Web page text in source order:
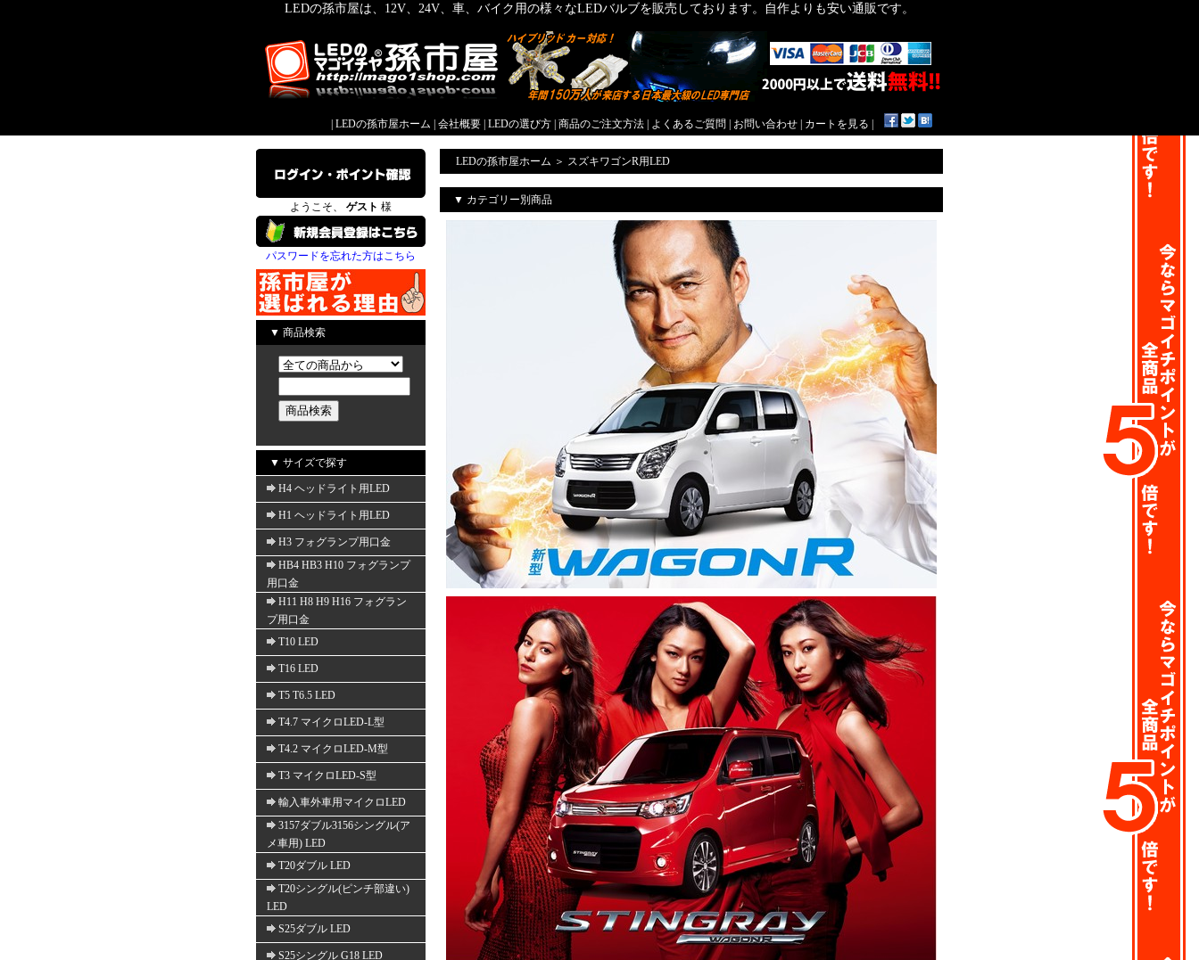
LEDの孫市屋は、12V、24V、車、バイク用の様々なLEDバルブを販売しております。自作よりも安い通販です。
LEDの孫市屋ホーム 会社概要 LEDの選び方 商品のご注文方法 よくあるご質問 お問い合わせ カートを見る
ようこそ、 ゲスト 様
パスワードを忘れた方はこちら
▼ 商品検索
▼ サイズで探す
H4 ヘッドライト用LED
H1 ヘッドライト用LED
H3 フォグランプ用口金
HB4 HB3 H10 フォグランプ
用口金
H11 H8 H9 H16 フォグラン
プ用口金
T10 LED
T16 LED
T5 T6.5 LED
T4.7 マイクロLED-L型
T4.2 マイクロLED-M型
T3 マイクロLED-S型
輸入車外車用マイクロLED
3157ダブル3156シングル(ア
メ車用) LED
T20ダブル LED
T20シングル(ピンチ部違い)
LED
S25ダブル LED
S25シングル G18 LED
LEDの孫市屋ホーム ＞ スズキワゴンR用LED
▼ カテゴリー別商品